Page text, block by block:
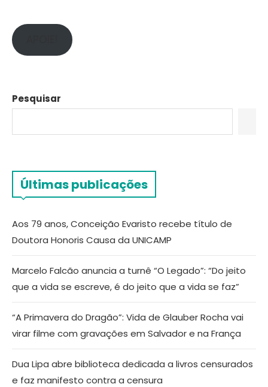
Pesquisar
Últimas publicações
Aos 79 anos, Conceição Evaristo recebe título de
Doutora Honoris Causa da UNICAMP
Marcelo Falcão anuncia a turnê “O Legado”: “Do jeito
que a vida se escreve, é do jeito que a vida se faz”
“A Primavera do Dragão”: Vida de Glauber Rocha vai
virar filme com gravações em Salvador e na França
Dua Lipa abre biblioteca dedicada a livros censurados
e faz manifesto contra a censura